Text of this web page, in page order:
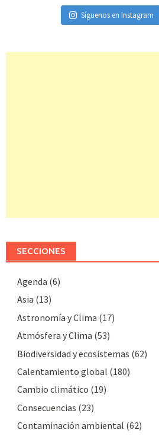
Síguenos en Instagram
SECCIONES
Agenda (6)
Asia (13)
Astronomía y Clima (17)
Atmósfera y Clima (53)
Biodiversidad y ecosistemas (62)
Calentamiento global (180)
Cambio climático (19)
Consecuencias (23)
Contaminación ambiental (62)